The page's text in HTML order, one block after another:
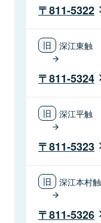
811-5322
深江東触
811-5324
深江平触
811-5323
深江本村触
811-5326